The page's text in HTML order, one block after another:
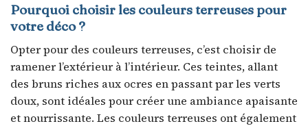
Pourquoi choisir les couleurs terreuses pour
votre déco ?
Opter pour des couleurs terreuses, c’est choisir de
ramener l’extérieur à l’intérieur. Ces teintes, allant
des bruns riches aux ocres en passant par les verts
doux, sont idéales pour créer une ambiance apaisante
et nourrissante. Les couleurs terreuses ont également